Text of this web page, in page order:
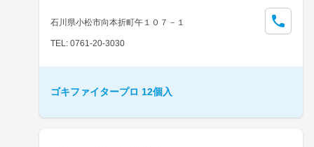
石川県小松市向本折町午１０７－１
TEL: 0761-20-3030
ゴキファイタープロ 12個入